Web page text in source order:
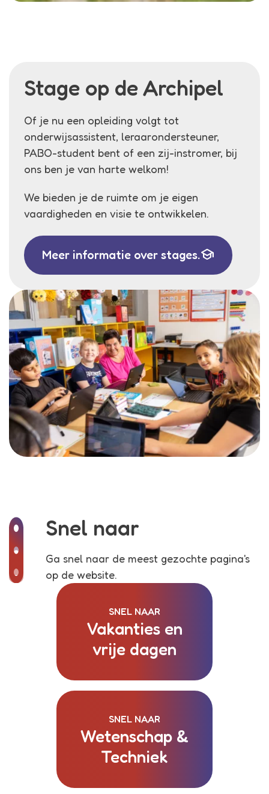
Stage op de Archipel
Of je nu een opleiding volgt tot
onderwijsassistent, leraarondersteuner,
PABO-student bent of een zij-instromer, bij
ons ben je van harte welkom!
We bieden je de ruimte om je eigen
vaardigheden en visie te ontwikkelen.
Meer informatie over stages.school
Snel naar
Ga snel naar de meest gezochte pagina's
op de website.
SNEL NAAR
Vakanties en
vrije dagen
SNEL NAAR
Wetenschap &
Techniek